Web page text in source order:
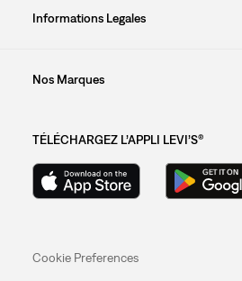
Informations Legales
Nos Marques
TÉLÉCHARGEZ L’APPLI LEVI’S®
Cookie Preferences